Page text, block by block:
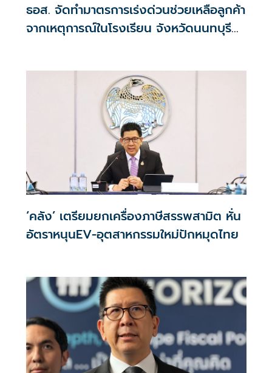
ธอส. จัดทำมาตรการเร่งด่วนช่วยเหลือลูกค้า
จากเหตุการณ์ในโรงเรียน จังหวัดนนทบุรี
‘คลัง’ เตรียมยกเครื่องภาษีสรรพสามิต หั่น
อัตราหนุนEV-อุตสาหกรรมใหม่ปักหมุดไทย